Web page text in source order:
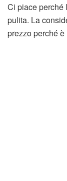
Ci piace perché
pulita. La
prezzo perché è